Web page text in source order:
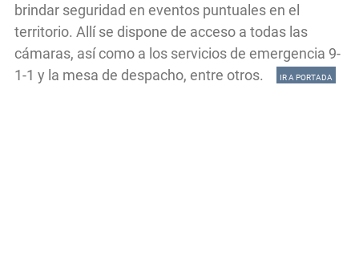
brindar seguridad en eventos puntuales en el
territorio. Allí se dispone de acceso a todas las
cámaras, así como a los servicios de emergencia 9-
1-1 y la mesa de despacho, entre otros.
IR A PORTADA